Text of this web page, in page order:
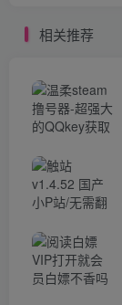
相关推荐